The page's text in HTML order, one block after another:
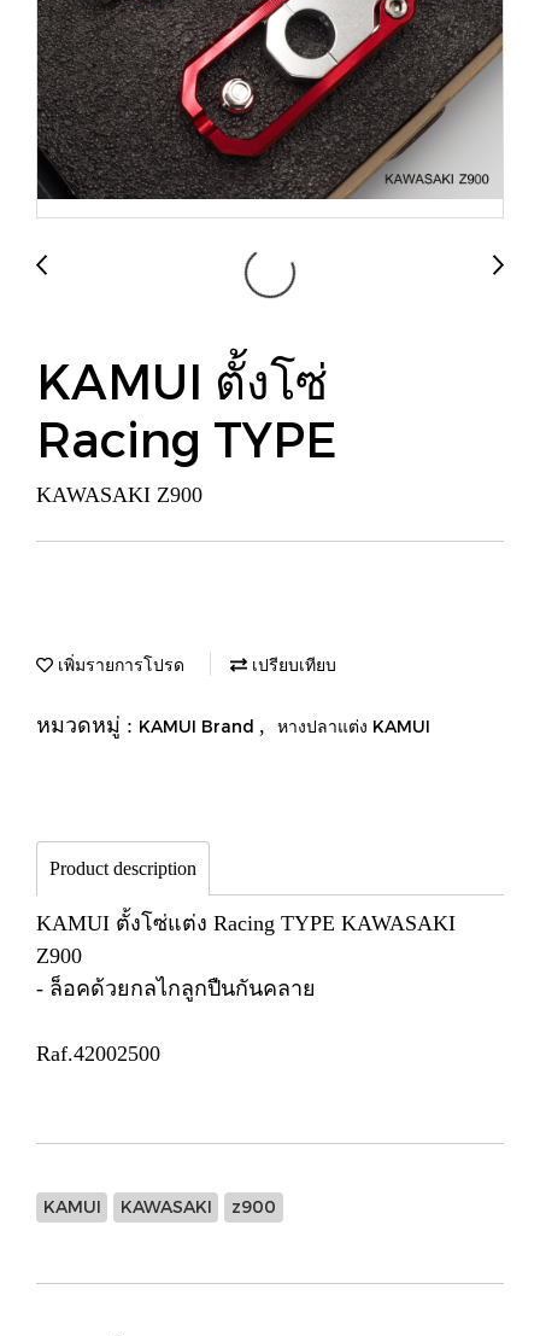
KAMUI ตั้งโซ่
Racing TYPE
KAWASAKI Z900
เพิ่มรายการโปรด เปรียบเทียบ
หมวดหมู่ : KAMUI Brand , หางปลาแต่ง KAMUI
Product description
KAMUI ตั้งโซ่แต่ง Racing TYPE KAWASAKI
Z900
- ล็อคด้วยกลไกลูกปืนกันคลาย
Raf.42002500
KAMUI KAWASAKI z900